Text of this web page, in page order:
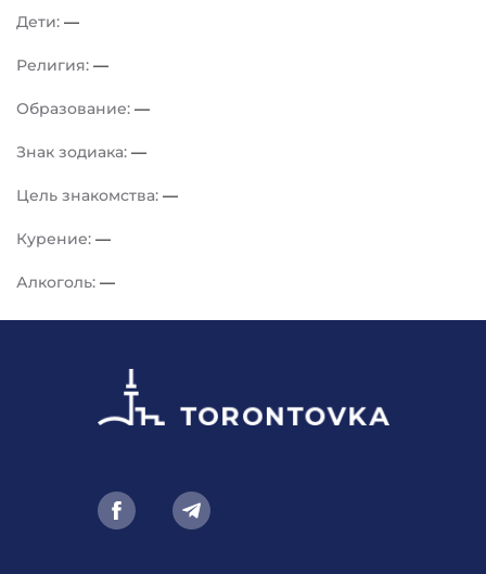
Дети: —
Религия: —
Образование: —
Знак зодиака: —
Цель знакомства: —
Курение: —
Алкоголь: —